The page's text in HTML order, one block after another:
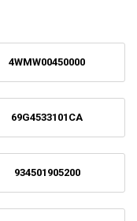
4WMW00450000
69G4533101CA
934501905200